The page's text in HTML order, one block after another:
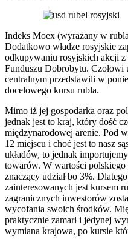
Indeks Moex (wyrażany w
Dodatkowo władze rosyjskie
odkupywaniu rosyjskich akcji
Funduszu Dobrobytu. Czołowi
centralnym przedstawili w
docelowego kursu rubla.
Mimo iż jej gospodarka oraz
jednak jest to kraj, który dość
międzynarodowej arenie. Pod
12 miejscu i choć jest to nasz
układów, to jednak
towarów. W wartości
znaczący udział bo 3%.
zainteresowanych jest kursem
zagranicznych inwestorów
wycofania swoich środków.
praktycznie zamarł i jedynej
wymiana krajowa, po kursie